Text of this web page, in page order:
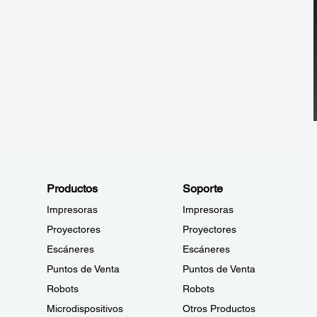
Productos
Impresoras
Proyectores
Escáneres
Puntos de Venta
Robots
Microdispositivos
Soporte
Impresoras
Proyectores
Escáneres
Puntos de Venta
Robots
Otros Productos